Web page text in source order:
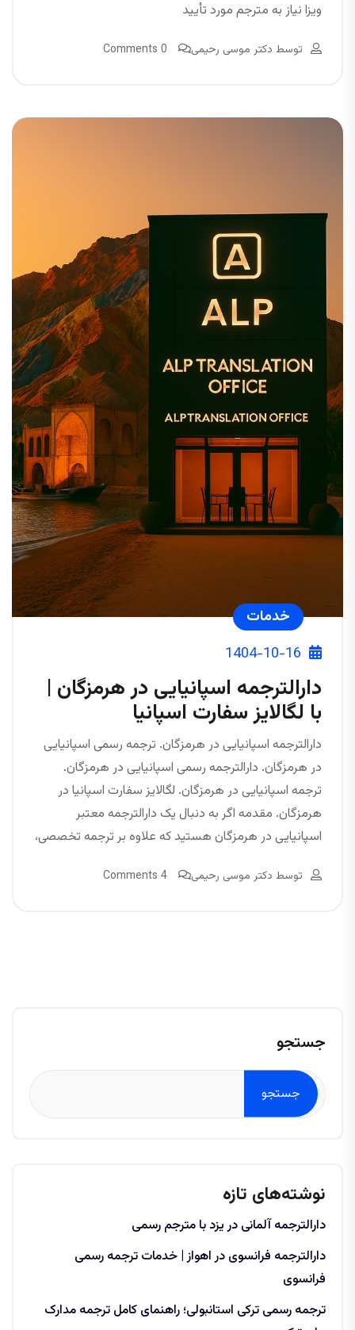
ویزا نیاز به مترجم مورد تأیید
توسط دکتر موسی رحیمی 0 Comments
خدمات
1404-10-16
دارالترجمه اسپانیایی در هرمزگان |
با لگالایز سفارت اسپانیا
دارالترجمه اسپانیایی در هرمزگان. ترجمه رسمی اسپانیایی
در هرمزگان. دارالترجمه رسمی اسپانیایی در هرمزگان.
ترجمه اسپانیایی در هرمزگان. لگالایز سفارت اسپانیا در
هرمزگان. مقدمه اگر به دنبال یک دارالترجمه معتبر
اسپانیایی در هرمزگان هستید که علاوه بر ترجمه تخصصی،
توسط دکتر موسی رحیمی 4 Comments
جستجو
جستجو
نوشته‌های تازه
دارالترجمه آلمانی در یزد با مترجم رسمی
دارالترجمه فرانسوی در اهواز | خدمات ترجمه رسمی
فرانسوی
ترجمه رسمی ترکی استانبولی؛ راهنمای کامل ترجمه مدارک